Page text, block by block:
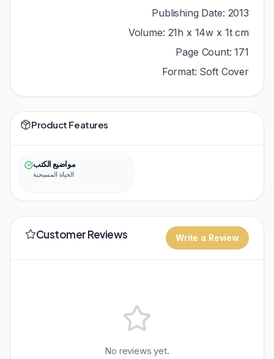
Publishing Date: 2013
Volume: 21h x 14w x 1t cm
Page Count: 171
Format: Soft Cover
Product Features
مواضيع الكتب
الحياة المسيحية
Customer Reviews Write a Review
No reviews yet.